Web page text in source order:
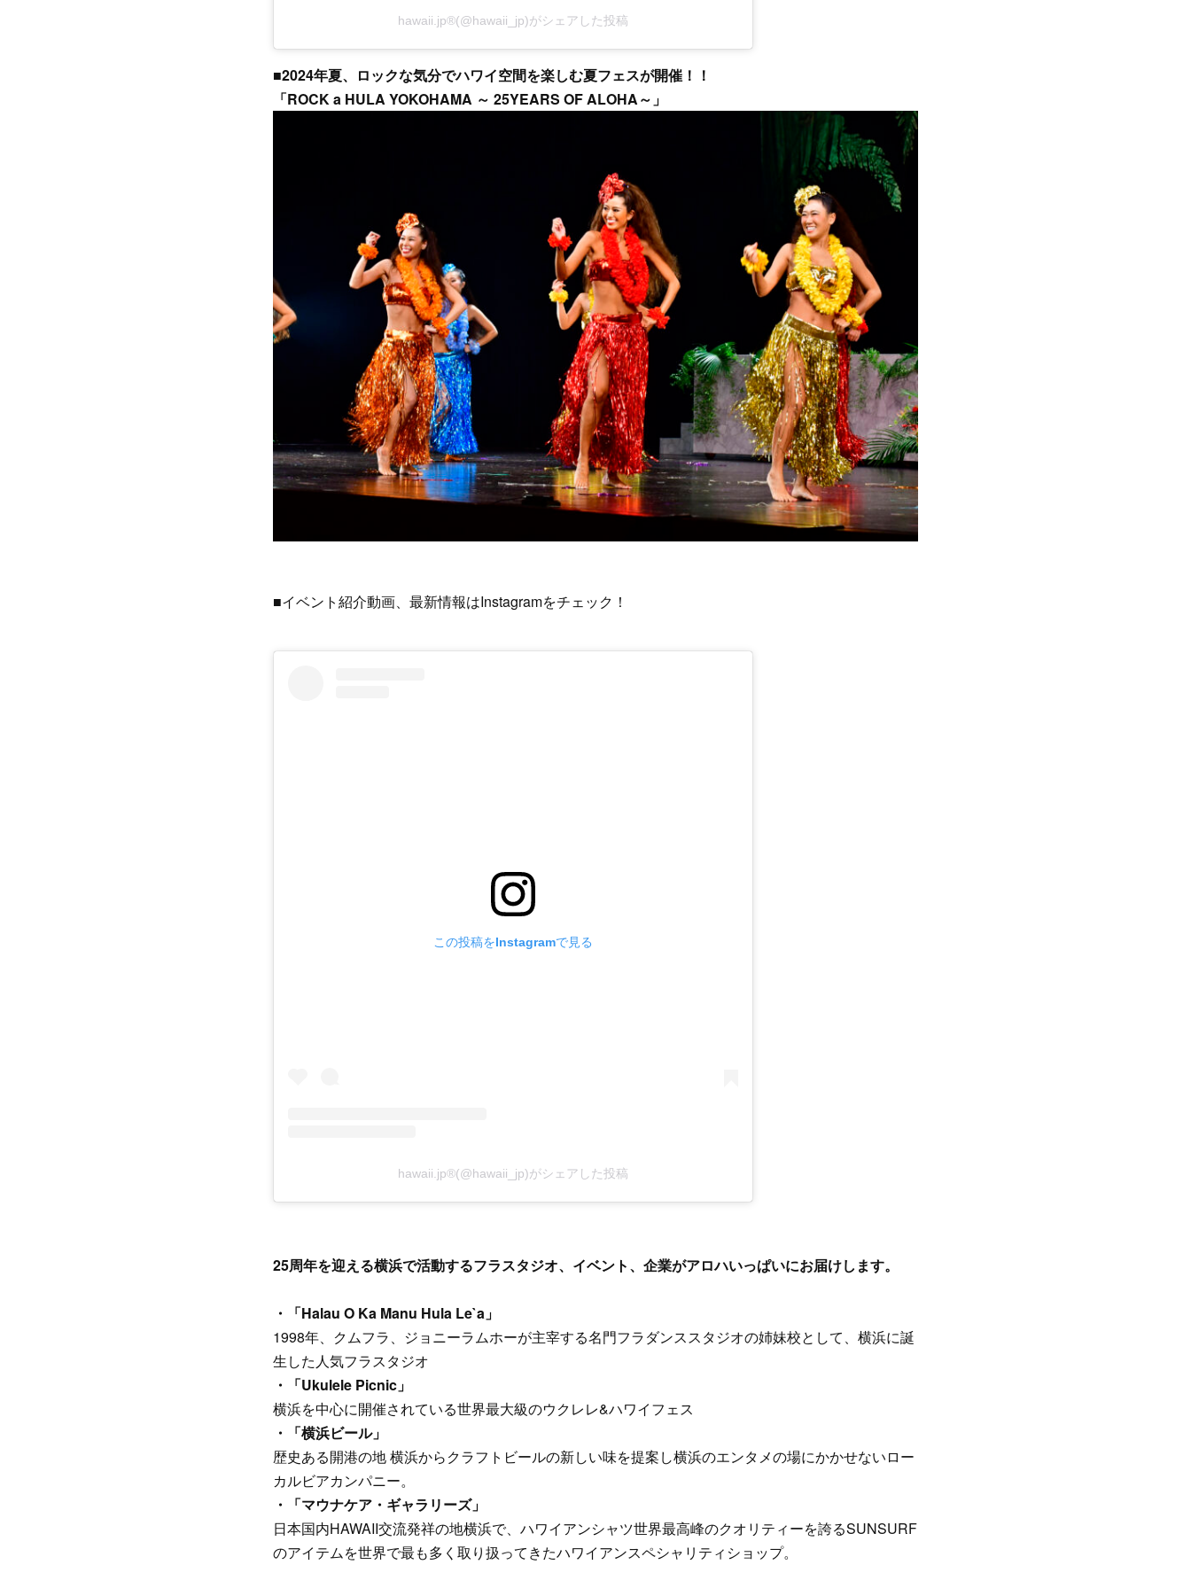
hawaii.jp®︎(@hawaii_jp)がシェアした投稿
■2024年夏、ロックな気分でハワイ空間を楽しむ夏フェスが開催！！
「ROCK a HULA YOKOHAMA ～ 25YEARS OF ALOHA～」
■イベント紹介動画、最新情報はInstagramをチェック！
この投稿をInstagramで見る
hawaii.jp®︎(@hawaii_jp)がシェアした投稿
25周年を迎える横浜で活動するフラスタジオ、イベント、企業がアロハいっぱいにお届けします。
・「Halau O Ka Manu Hula Le`a」
1998年、クムフラ、ジョニーラムホーが主宰する名門フラダンススタジオの姉妹校として、横浜に誕
生した人気フラスタジオ
・「Ukulele Picnic」
横浜を中心に開催されている世界最大級のウクレレ&ハワイフェス
・「横浜ビール」
歴史ある開港の地 横浜からクラフトビールの新しい味を提案し横浜のエンタメの場にかかせないロー
カルビアカンパニー。
・「マウナケア・ギャラリーズ」
日本国内HAWAII交流発祥の地横浜で、ハワイアンシャツ世界最高峰のクオリティーを誇るSUNSURF
のアイテムを世界で最も多く取り扱ってきたハワイアンスペシャリティショップ。